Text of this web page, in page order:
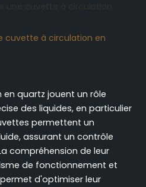
cuvette à circulation en
quartz jouent un rôle
des liquides, en particulier
permettent un
assurant un contrôle
compréhension de leur
de fonctionnement et
d'optimiser leur